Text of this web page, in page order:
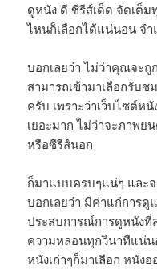
ดูหนัง ดี ซีรีส์เด็ด จัดเต็
ไหนก็เลือกได้แน่นอน จ
บอกเลยว่า ไม่ว่าคุณจะ
สามารถเข้ามาเลือกรับ
ครับ เพราะว่าเว็บไซต์ห
เยอะมาก ไม่ว่าจะภาพย
หรือซีรีส์นอก
ก็มาแบบครบๆแน่ๆ และ
บอกเลยว่า มีค่าแก่การดู
ประสบการณ์การดูหนังที่
ความหลอนทุกวินาทีแน่
หนังเก่าๆก็มาเลือก หนัง